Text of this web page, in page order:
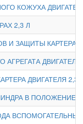
КОЖУХА
2,3 Л
И ЗАЩИТЫ КАРТЕРА
ДВИГАТЕЛЯ
ДВИГАТЕЛЯ 2,3
В ПОЛОЖЕНИЕ
ВСПОМОГАТЕЛЬНЫХ